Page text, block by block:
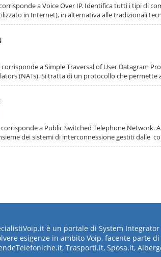
a Voice Over IP. Identifica tutti i tipi di
in Internet), in alternativa alle tradizionali
corrisponde a Simple Traversal of User Datagram
(NATs). Si tratta di un protocollo che permette
corrisponde a Public Switched Telephone Network.
dei sistemi di interconnessione gestiti dalle
è un portale di System
esigenze in ambito Voip, facente parte
Trasporti.it, Sposa.it,